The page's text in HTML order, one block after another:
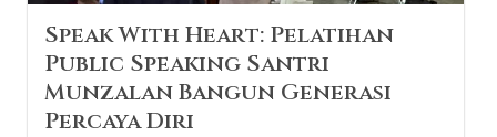
Speak With Heart: Pelatihan
Public Speaking Santri
Munzalan Bangun Generasi
Percaya Diri